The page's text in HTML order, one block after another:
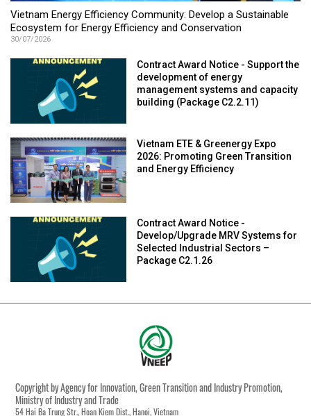
Vietnam Energy Efficiency Community: Develop a Sustainable
Ecosystem for Energy Efficiency and Conservation
30/07/2026
Contract Award Notice - Support the
development of energy
management systems and capacity
building (Package C2.2.11)
Vietnam ETE & Greenergy Expo
2026: Promoting Green Transition
and Energy Efficiency
Contract Award Notice -
Develop/Upgrade MRV Systems for
Selected Industrial Sectors –
Package C2.1.26
Copyright by Agency for Innovation, Green Transition and Industry Promotion,
Ministry of Industry and Trade
54 Hai Ba Trung Str., Hoan Kiem Dist., Hanoi, Vietnam